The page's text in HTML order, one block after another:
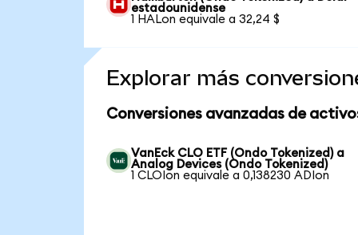
estadounidense
1 HALon equivale a 32,24 $
Explorar más
Conversiones avanzadas de
VanEck CLO ETF (Ondo Tokenized) a
Analog Devices (Ondo Tokenized)
1 CLOIon equivale a 0,138230 ADIon